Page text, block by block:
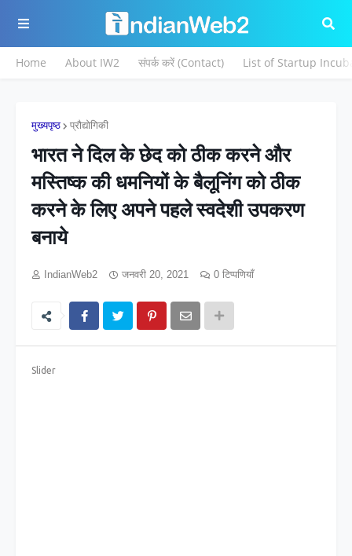
Home About IW2 संपर्क करें (Contact) List of Startup
मुख्यपृष्ठ प्रौद्योगिकी
भारत ने दिल के छेद को ठीक करने और
मस्तिष्क की धमनियों के बैलूनिंग को ठीक
करने के लिए अपने पहले स्वदेशी उपकरण
बनाये
IndianWeb2 जनवरी 20, 2021 0 टिप्पणियाँ
Slider